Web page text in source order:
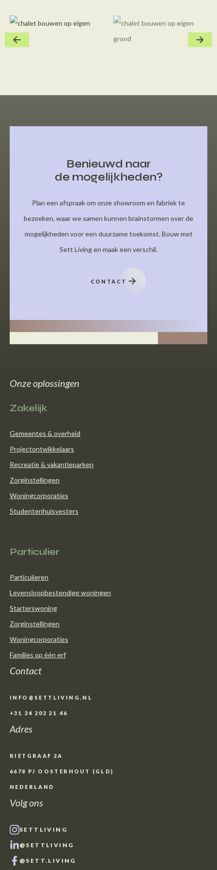
Benieuwd naar
de mogelijkheden?
Plan een afspraak om onze showroom en fabriek te
bezoeken, waar we samen kunnen brainstormen over de
mogelijkheden voor een duurzame toekomst. Bouw met
Sett Living en maak een verschil.
CONTACT
Onze oplossingen
Zakelijk
Gemeentes & overheid
Projectontwikkelaars
Recreatie & vakantieparken
Zorginstellingen
Woningcorporaties
Studentenhuisvesters
Particulier
Particulieren
Levensloopbestendige woningen
Starterswoning
Zorginstellingen
Woningcorporaties
Families op één erf
Contact
INFO@SETTLIVING.NL
+31 24 202 21 46
Adres
RIETGRAAF 2A
6678 PJ OOSTERHOUT (GLD)
NEDERLAND
Volg ons
SETTLIVING
@SETTLIVING
@SETT.LIVING